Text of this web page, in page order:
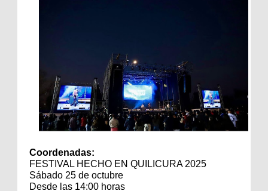
Coordenadas:
FESTIVAL HECHO EN QUILICURA 2025
Sábado 25 de octubre
Desde las 14:00 horas